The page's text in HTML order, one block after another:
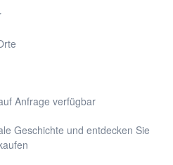
entdecken Sie das wahre
gewundenen Wasserwegen
Entdeckungen zu begleiten!
Anfrage verfügbar
Geschichte und entdecken Sie